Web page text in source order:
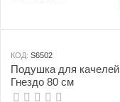
КОД: S6502
Подушка для качелей
Гнездо 80 см